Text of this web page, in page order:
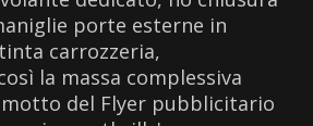
porte esterne in
carrozzeria,
la massa complessiva
del Flyer pubblicitario